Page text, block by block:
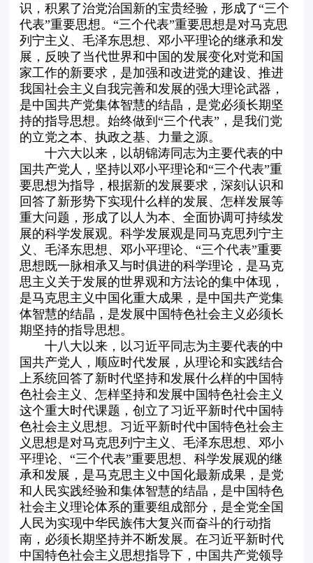
识，积累了治党治国新的宝贵经验，形成了“三个
代表”重要思想。“三个代表”重要思想是对马克思
列宁主义、毛泽东思想、邓小平理论的继承和发
展，反映了当代世界和中国的发展变化对党和国
家工作的新要求，是加强和改进党的建设、推进
我国社会主义自我完善和发展的强大理论武器，
是中国共产党集体智慧的结晶，是党必须长期坚
持的指导思想。始终做到“三个代表”，是我们党
的立党之本、执政之基、力量之源。
十六大以来，以胡锦涛同志为主要代表的中
国共产党人，坚持以邓小平理论和“三个代表”重
要思想为指导，根据新的发展要求，深刻认识和
回答了新形势下实现什么样的发展、怎样发展等
重大问题，形成了以人为本、全面协调可持续发
展的科学发展观。科学发展观是同马克思列宁主
义、毛泽东思想、邓小平理论、“三个代表”重要
思想既一脉相承又与时俱进的科学理论，是马克
思主义关于发展的世界观和方法论的集中体现，
是马克思主义中国化重大成果，是中国共产党集
体智慧的结晶，是发展中国特色社会主义必须长
期坚持的指导思想。
十八大以来，以习近平同志为主要代表的中
国共产党人，顺应时代发展，从理论和实践结合
上系统回答了新时代坚持和发展什么样的中国特
色社会主义、怎样坚持和发展中国特色社会主义
这个重大时代课题，创立了习近平新时代中国特
色社会主义思想。习近平新时代中国特色社会主
义思想是对马克思列宁主义、毛泽东思想、邓小
平理论、“三个代表”重要思想、科学发展观的继
承和发展，是马克思主义中国化最新成果，是党
和人民实践经验和集体智慧的结晶，是中国特色
社会主义理论体系的重要组成部分，是全党全国
人民为实现中华民族伟大复兴而奋斗的行动指
南，必须长期坚持并不断发展。在习近平新时代
中国特色社会主义思想指导下，中国共产党领导